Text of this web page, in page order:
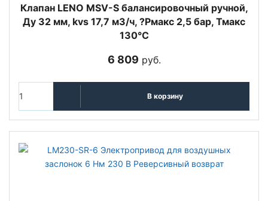
Клапан LENO MSV-S балансировочный ручной,
Ду 32 мм, kvs 17,7 м3/ч, ?Pмакс 2,5 бар, Тмакс
130°С
6 809 руб.
В корзину